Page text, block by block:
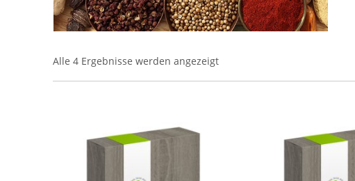
Alle 4 Ergebnisse werden angezeigt